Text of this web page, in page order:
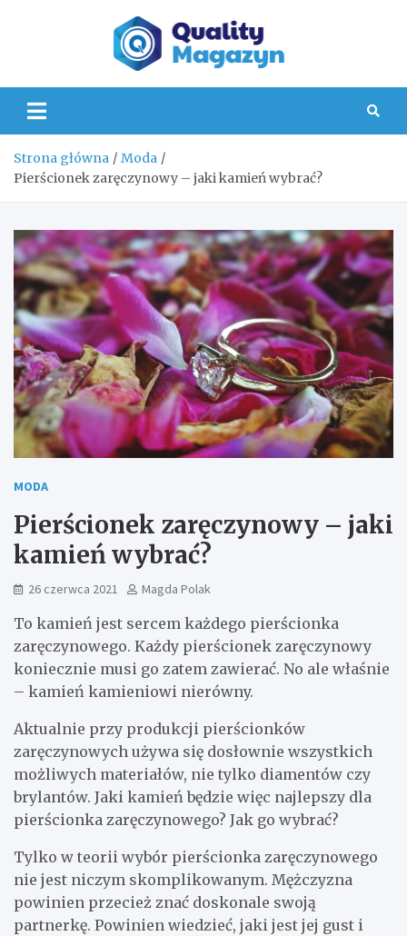
Strona główna
Moda
Pierścionek zaręczynowy – jaki kamień wybrać?
MODA
Pierścionek zaręczynowy – jaki
kamień wybrać?
26 czerwca 2021 Magda Polak
To kamień jest sercem każdego pierścionka
zaręczynowego. Każdy pierścionek zaręczynowy
koniecznie musi go zatem zawierać. No ale właśnie
– kamień kamieniowi nierówny.
Aktualnie przy produkcji pierścionków
zaręczynowych używa się dosłownie wszystkich
możliwych materiałów, nie tylko diamentów czy
brylantów. Jaki kamień będzie więc najlepszy dla
pierścionka zaręczynowego? Jak go wybrać?
Tylko w teorii wybór pierścionka zaręczynowego
nie jest niczym skomplikowanym. Mężczyzna
powinien przecież znać doskonale swoją
partnerkę. Powinien wiedzieć, jaki jest jej gust i